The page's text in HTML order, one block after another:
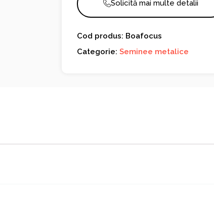
Solicită mai multe detalii
Cod produs: Boafocus
Categorie:Seminee metalice